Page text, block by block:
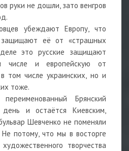
руки не дошли, зато венгров
убеждают Европу, что
защищают её от «страшных
это русские защищают
числе и европейскую от
том числе украинских, но и
тоже.
Брянский
и остаётся Киевским,
Шевченко не поменяли
Не потому, что мы в восторге
творчества